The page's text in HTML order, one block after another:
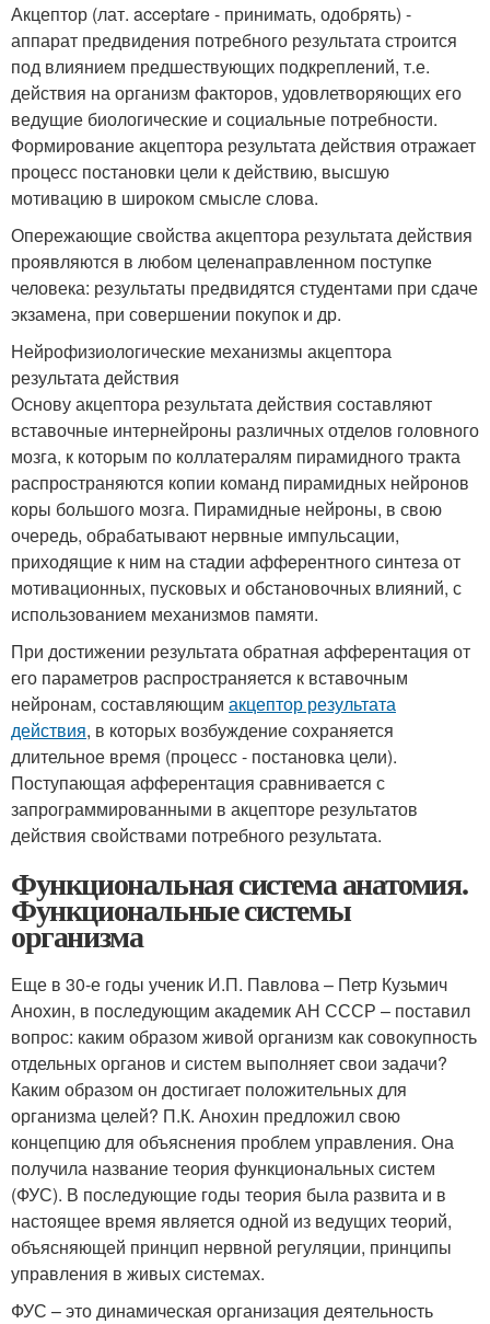
Акцептор (лат. acceptare - принимать, одобрять) -
аппарат предвидения потребного результата строится
под влиянием предшествующих подкреплений, т.е.
действия на организм факторов, удовлетворяющих его
ведущие биологические и социальные потребности.
Формирование акцептора результата действия отражает
процесс постановки цели к действию, высшую
мотивацию в широком смысле слова.
Опережающие свойства акцептора результата действия
проявляются в любом целенаправленном поступке
человека: результаты предвидятся студентами при сдаче
экзамена, при совершении покупок и др.
Нейрофизиологические механизмы акцептора
результата действия
Основу акцептора результата действия составляют
вставочные интернейроны различных отделов головного
мозга, к которым по коллатералям пирамидного тракта
распространяются копии команд пирамидных нейронов
коры большого мозга. Пирамидные нейроны, в свою
очередь, обрабатывают нервные импульсации,
приходящие к ним на стадии афферентного синтеза от
мотивационных, пусковых и обстановочных влияний, с
использованием механизмов памяти.
При достижении результата обратная афферентация от
его параметров распространяется к вставочным
нейронам, составляющим акцептор результата
действия, в которых возбуждение сохраняется
длительное время (процесс - постановка цели).
Поступающая афферентация сравнивается с
запрограммированными в акцепторе результатов
действия свойствами потребного результата.
Функциональная система анатомия.
Функциональные системы
организма
Еще в 30-е годы ученик И.П. Павлова – Петр Кузьмич
Анохин, в последующим академик АН СССР – поставил
вопрос: каким образом живой организм как совокупность
отдельных органов и систем выполняет свои задачи?
Каким образом он достигает положительных для
организма целей? П.К. Анохин предложил свою
концепцию для объяснения проблем управления. Она
получила название теория функциональных систем
(ФУС). В последующие годы теория была развита и в
настоящее время является одной из ведущих теорий,
объясняющей принцип нервной регуляции, принципы
управления в живых системах.
ФУС – это динамическая организация деятельность